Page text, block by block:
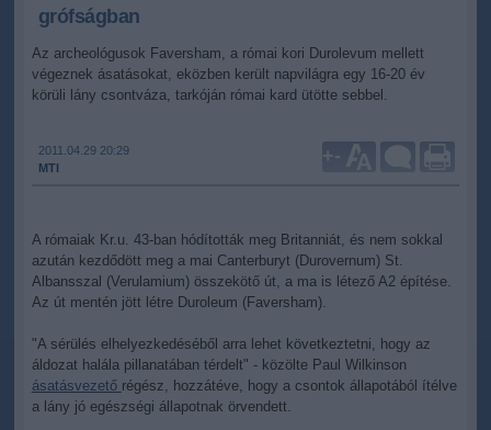
grófságban
Az archeológusok Faversham, a római kori Durolevum mellett
végeznek ásatásokat, eközben került napvilágra egy 16-20 év
körüli lány csontváza, tarkóján római kard ütötte sebbel.
2011.04.29 20:29
MTI
+-
A rómaiak Kr.u. 43-ban hódították meg Britanniát, és nem sokkal
azután kezdődött meg a mai Canterburyt (Durovernum) St.
Albansszal (Verulamium) összekötő út, a ma is létező A2 építése.
Az út mentén jött létre Duroleum (Faversham).
"A sérülés elhelyezkedéséből arra lehet következtetni, hogy az
áldozat halála pillanatában térdelt" - közölte Paul Wilkinson
ásatásvezető régész, hozzátéve, hogy a csontok állapotából ítélve
a lány jó egészségi állapotnak örvendett.